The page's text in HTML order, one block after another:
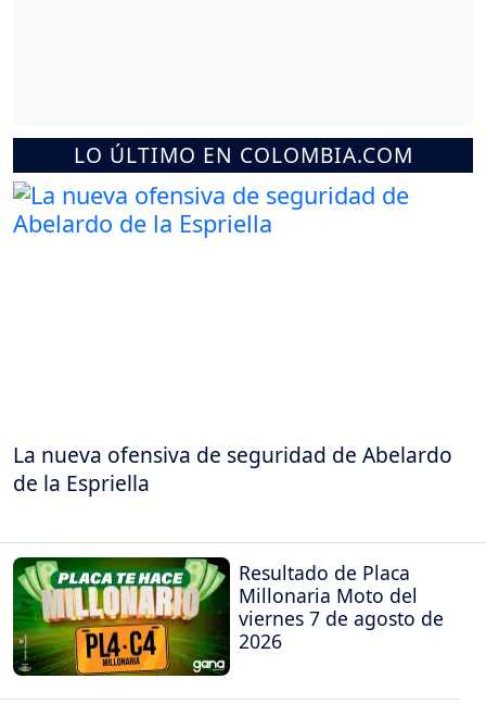
LO ÚLTIMO EN COLOMBIA.COM
La nueva ofensiva de seguridad de Abelardo
de la Espriella
Resultado de Placa
Millonaria Moto del
viernes 7 de agosto de
2026